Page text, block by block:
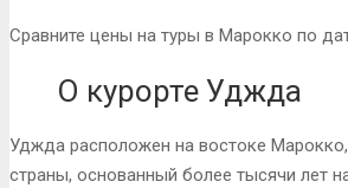
Сравните цены на туры в Марокко по
О курорте Уджда
Уджда расположен на востоке
страны, основанный более тысячи лет